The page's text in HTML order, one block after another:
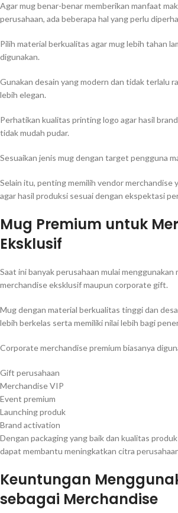
Agar mug benar-benar memberikan manfaat
perusahaan, ada beberapa hal yang perlu
Pilih material berkualitas agar mug lebih tahan
digunakan.
Gunakan desain yang modern dan tidak terlalu
lebih elegan.
Perhatikan kualitas printing logo agar hasil
tidak mudah pudar.
Sesuaikan jenis mug dengan target pengguna
Selain itu, penting memilih vendor merchandise
agar hasil produksi sesuai dengan ekspektasi
Mug Premium untuk
Eksklusif
Saat ini banyak perusahaan mulai menggunakan
merchandise eksklusif maupun corporate gift.
Mug dengan material berkualitas tinggi dan
lebih berkelas serta memiliki nilai lebih bagi
Corporate merchandise premium biasanya
Gift perusahaan
Merchandise VIP
Event premium
Launching produk
Brand activation
Dengan packaging yang baik dan kualitas
dapat membantu meningkatkan citra
Keuntungan
sebagai Merchandise